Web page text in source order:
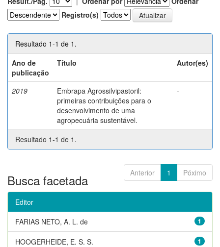
Registro(s)
Resultado 1-1 de 1.
Ano de
publicação
Título Autor(es)
2019
Embrapa Agrossilvipastoril:
primeiras contribuições para o
desenvolvimento de uma
agropecuária sustentável.
-
Resultado 1-1 de 1.
Anterior 1 Póximo
Busca facetada
Editor
1
FARIAS NETO, A. L. de
1
HOOGERHEIDE, E. S. S.